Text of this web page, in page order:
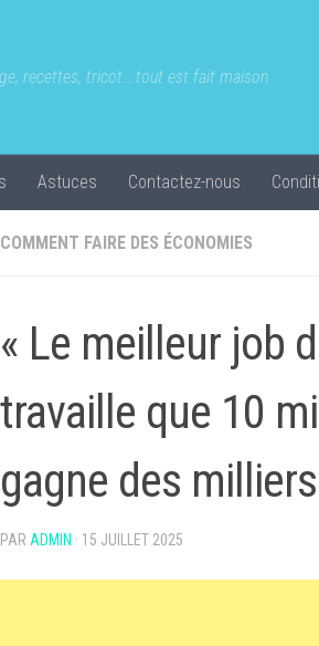
recettes, tricot...tout est fait maison
Astuces Contactez-nous
COMMENT FAIRE DES ÉCONOMIES
« Le meilleur job
travaille que 10
gagne des
PAR ADMIN · 15 JUILLET 2025